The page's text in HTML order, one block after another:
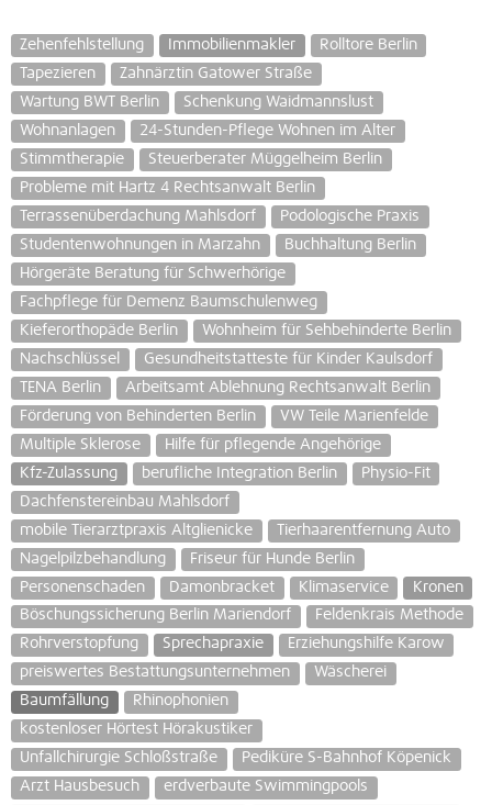
Zehenfehlstellung Immobilienmakler
Rolltore Berlin
Tapezieren
Zahnärztin Gatower Straße
Wartung BWT Berlin
Schenkung Waidmannslust
Wohnanlagen
24-Stunden-Pflege Wohnen im Alter
Stimmtherapie
Steuerberater Müggelheim Berlin
Probleme mit Hartz 4 Rechtsanwalt Berlin
Terrassenüberdachung Mahlsdorf
Podologische Praxis
Studentenwohnungen in Marzahn
Buchhaltung Berlin
Hörgeräte Beratung für Schwerhörige
Fachpflege für Demenz Baumschulenweg
Kieferorthopäde Berlin
Wohnheim für Sehbehinderte Berlin
Nachschlüssel
Gesundheitstatteste für Kinder Kaulsdorf
TENA Berlin
Arbeitsamt Ablehnung Rechtsanwalt Berlin
Förderung von Behinderten Berlin
VW Teile Marienfelde
Multiple Sklerose
Hilfe für pflegende Angehörige
Kfz-Zulassung
berufliche Integration Berlin
Physio-Fit
Dachfenstereinbau Mahlsdorf
mobile Tierarztpraxis Altglienicke
Tierhaarentfernung Auto
Nagelpilzbehandlung
Friseur für Hunde Berlin
Personenschaden
Damonbracket Klimaservice
Kronen
Böschungssicherung Berlin Mariendorf
Feldenkrais Methode
Rohrverstopfung
Sprechapraxie
Erziehungshilfe Karow
preiswertes Bestattungsunternehmen
Wäscherei
Baumfällung
Rhinophonien
kostenloser Hörtest Hörakustiker
Unfallchirurgie Schloßstraße
Pediküre S-Bahnhof Köpenick
Arzt Hausbesuch
erdverbaute Swimmingpools